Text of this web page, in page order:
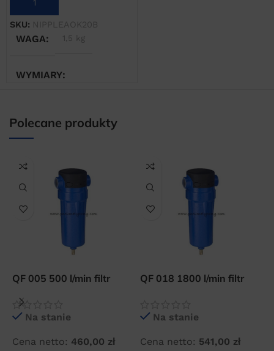
DODAJ DO KOSZYKA
SKU: NIPPLEAOK20B
WAGA 1,5 kg
WYMIARY
Polecane produkty
QF 005 500 l/min filtr
powietrza
Na stanie
Cena netto: 460,00 zł
QF 018 1800 l/min filtr
Na stanie
Cena netto: 541,00 zł